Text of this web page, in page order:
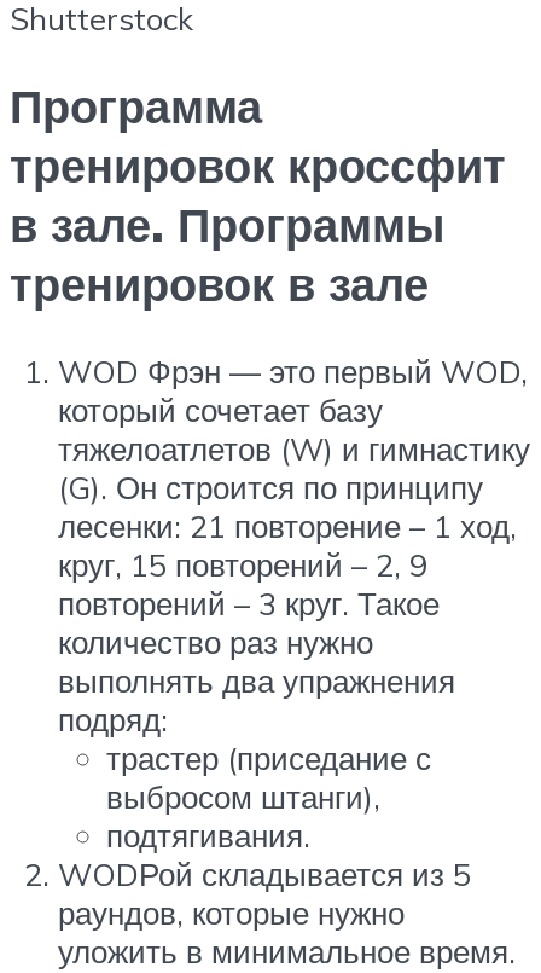
Shutterstock
Программа
тренировок кроссфит
в зале. Программы
тренировок в зале
WOD Фрэн — это первый WOD,
который сочетает базу
тяжелоатлетов (W) и гимнастику
(G). Он строится по принципу
лесенки: 21 повторение – 1 ход,
круг, 15 повторений – 2, 9
повторений – 3 круг. Такое
количество раз нужно
выполнять два упражнения
подряд:
трастер (приседание с
выбросом штанги),
подтягивания.
WODРой складывается из 5
раундов, которые нужно
уложить в минимальное время.